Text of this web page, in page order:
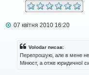
П
07 квітня 2010 16:20
Volodar писав:
Перепрошую, але в мене не
Мінюст, а отже юридичної